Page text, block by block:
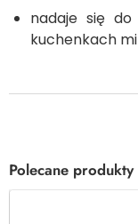
nadaje się
kuchenkach
Polecane produkty